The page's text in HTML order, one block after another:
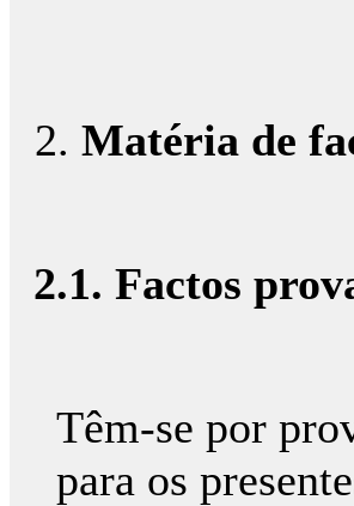
Matéria de
2.1. Factos
Têm-se por
para os